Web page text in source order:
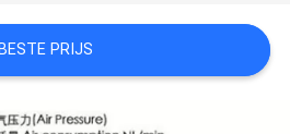
BESTE PRIJS